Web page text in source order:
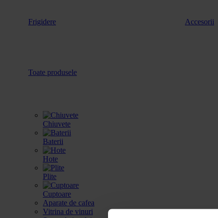
Frigidere Accesorii
Toate produsele
Chiuvete
Baterii
Hote
Plite
Cuptoare
Aparate de cafea
Vitrina de vinuri